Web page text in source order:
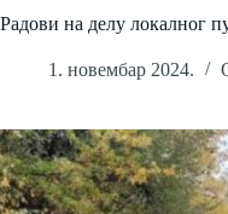
Радови на делу локалног
1. новембар 2024.